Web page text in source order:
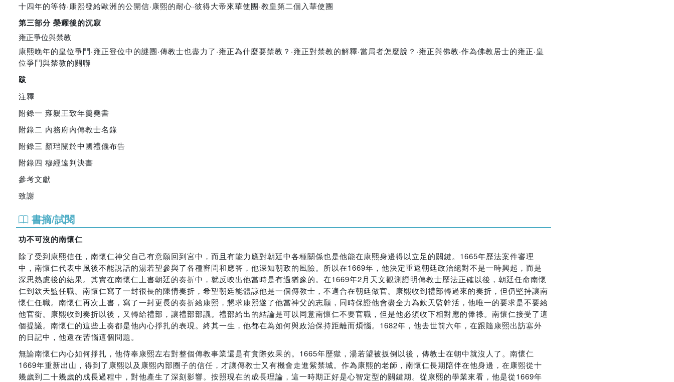
十四年的等待·康熙發給歐洲的公開信·康熙的耐心·彼得大帝來華使團·教皇第二個入華使團
第三部分 榮耀後的沉寂
雍正爭位與禁教
康熙晚年的皇位爭鬥·雍正登位中的謎團·傳教士也盡力了·雍正為什麼要禁教？·雍正對禁教的解釋·當局者怎麼說？·雍正與佛教·作為佛教居士的雍正·皇
位爭鬥與禁教的關聯
跋
注釋
附錄一 雍親王致年羹堯書
附錄二 內務府內傳教士名錄
附錄三 顏珰關於中國禮儀布告
附錄四 穆經遠判決書
參考文獻
致謝
書摘/試閱
功不可沒的南懷仁
除了受到康熙信任，南懷仁神父自己有意願回到宮中，而且有能力應對朝廷中各種關係也是他能在康熙身邊得以立足的關鍵。1665年歷法案件審理
中，南懷仁代表中風後不能說話的湯若望參與了各種審問和應答，他深知朝政的風險。所以在1669年，他決定重返朝廷政治絕對不是一時興起，而是
深思熟慮後的結果。其實在南懷仁上書朝廷的奏折中，就反映出他當時是有過猶豫的。在1669年2月天文觀測證明傳教士歷法正確以後，朝廷任命南懷
仁到欽天監任職。南懷仁寫了一封很長的陳情奏折，希望朝廷能體諒他是一個傳教士，不適合在朝廷做官。康熙收到禮部轉過來的奏折，但仍堅持讓南
懷仁任職。南懷仁再次上書，寫了一封更長的奏折給康熙，懇求康熙遂了他當神父的志願，同時保證他會盡全力為欽天監幹活，他唯一的要求是不要給
他官銜。康熙收到奏折以後，又轉給禮部，讓禮部部議。禮部給出的結論是可以同意南懷仁不要官職，但是他必須收下相對應的俸祿。南懷仁接受了這
個提議。南懷仁的這些上奏都是他內心掙扎的表現。終其一生，他都在為如何與政治保持距離而煩惱。1682年，他去世前六年，在跟隨康熙出訪塞外
的日記中，他還在苦惱這個問題。
無論南懷仁內心如何掙扎，他侍奉康熙左右對整個傳教事業還是有實際效果的。1665年歷獄，湯若望被扳倒以後，傳教士在朝中就沒人了。南懷仁
1669年重新出山，得到了康熙以及康熙內部圈子的信任，才讓傳教士又有機會走進紫禁城。作為康熙的老師，南懷仁長期陪伴在他身邊，在康熙從十
幾歲到二十幾歲的成長過程中，對他產生了深刻影響。按照現在的成長理論，這一時期正好是心智定型的關鍵期。從康熙的學業來看，他是從1669年